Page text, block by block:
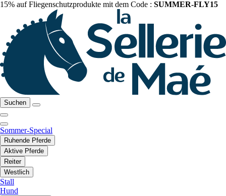
15% auf Fliegenschutzprodukte mit dem Code : SUMMER-FLY15
Suchen
Sommer-Special
Ruhende Pferde
Aktive Pferde
Reiter
Westlich
Stall
Hund